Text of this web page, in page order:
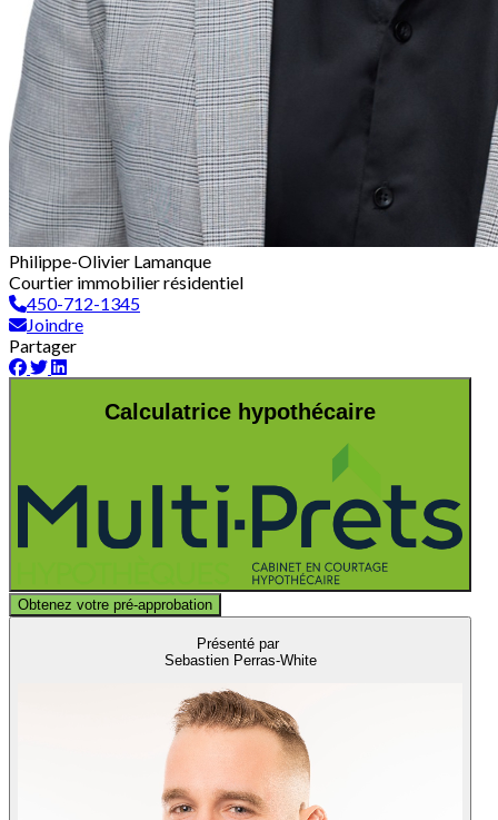
Philippe-Olivier Lamanque
Courtier immobilier résidentiel
450-712-1345
Joindre
Partager
Calculatrice hypothécaire
Obtenez votre pré-approbation
Présenté par
Sebastien Perras-White